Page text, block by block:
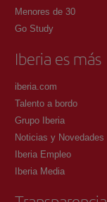
Menores de 30
Go Study
Iberia es más
iberia.com
Talento a bordo
Grupo Iberia
Noticias y Novedades
Iberia Empleo
Iberia Media